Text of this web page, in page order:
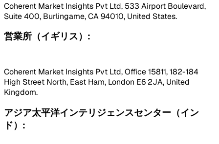
Coherent Market Insights Pvt Ltd, 533 Airport Boulevard,
Suite 400, Burlingame, CA 94010, United States.
営業所（イギリス）:
Coherent Market Insights Pvt Ltd, Office 15811, 182-184
High Street North, East Ham, London E6 2JA, United
Kingdom.
アジア太平洋インテリジェンスセンター（イン
ド）: